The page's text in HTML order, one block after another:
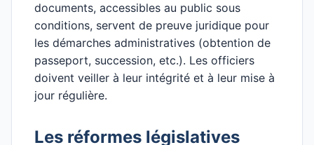
documents, accessibles au public sous
conditions, servent de preuve juridique pour
les démarches administratives (obtention de
passeport, succession, etc.). Les officiers
doivent veiller à leur intégrité et à leur mise à
jour régulière.
Les réformes législatives